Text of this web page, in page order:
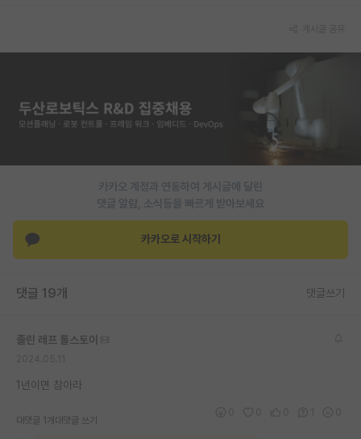
유학교육
카카오 계정과 연동하여 게시글에 달린
댓글 알람, 소식등을 빠르게 받아보세요
카카오로 시작하기
댓글 19개 댓글쓰기
졸린 레프 톨스토이
1년이면 참아라
대댓글 1개 대댓글 쓰기